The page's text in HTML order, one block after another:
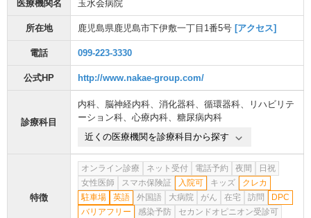
医療機関名 玉水会病院
所在地 鹿児島県鹿児島市下伊敷一丁目1番5号 [アクセス]
電話 099-223-3330
公式HP http://www.nakae-group.com/
診療科目
内科、 脳神経内科、 消化器科、 循環器科、
リハビリテ
ーション科、 心療内科、 糖尿病内科
近くの医療機関を診療科目から探す
特徴
オンライン診療 ネット受付 電話予約 夜間
日祝
女性医師
スマホ保険証 入院可 キッズ
クレカ
駐車場
英語 外国語 大病院 がん 在宅 訪問
DPC
バリアフリー
感染予防
セカンドオピニオン受診可